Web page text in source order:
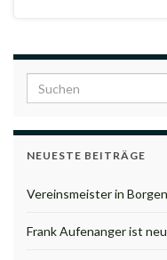
Search for:
NEUESTE BEITRÄGE
Vereinsmeister in
Frank Aufenanger ist